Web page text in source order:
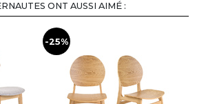
ONT AUSSI AIMÉ :
-25%